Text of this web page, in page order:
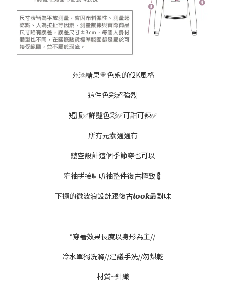
充滿糖果🍭色系的Y2K風格
這件色彩超強烈
短版✅鮮豔色彩✅可甜可辣✅
所有元素通通有
鏤空設計這個季節穿也可以
窄袖拼接喇叭袖整件復古極致💈
下擺的微波浪設計跟復古𝙡𝙤𝙤𝙠最對味
*穿著效果長度以身形為主//
冷水單獨洗滌//建議手洗//勿烘乾
材質~針織